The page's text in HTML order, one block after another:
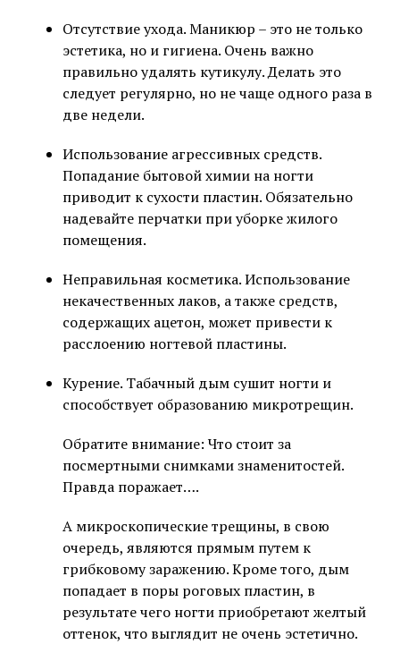
Отсутствие ухода. Маникюр – это не только
эстетика, но и гигиена. Очень важно
правильно удалять кутикулу. Делать это
следует регулярно, но не чаще одного раза в
две недели.
Использование агрессивных средств.
Попадание бытовой химии на ногти
приводит к сухости пластин. Обязательно
надевайте перчатки при уборке жилого
помещения.
Неправильная косметика. Использование
некачественных лаков, а также средств,
содержащих ацетон, может привести к
расслоению ногтевой пластины.
Курение. Табачный дым сушит ногти и
способствует образованию микротрещин.
Обратите внимание: Что стоит за
посмертными снимками знаменитостей.
Правда поражает….
А микроскопические трещины, в свою
очередь, являются прямым путем к
грибковому заражению. Кроме того, дым
попадает в поры роговых пластин, в
результате чего ногти приобретают желтый
оттенок, что выглядит не очень эстетично.